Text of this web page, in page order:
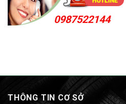
0987522144
THÔNG TIN CƠ SỞ